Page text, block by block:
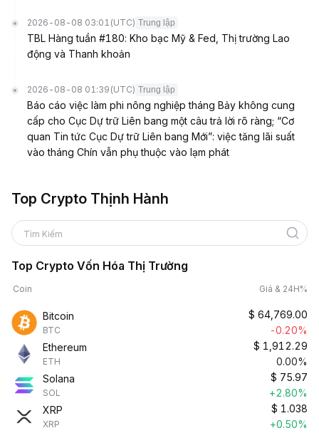
2026-08-08 03:01 (UTC) Trung lập
TBL Hàng tuần #180: Kho bạc Mỹ & Fed, Thị trường Lao
động và Thanh khoản
2026-08-08 01:39 (UTC) Trung lập
Báo cáo việc làm phi nông nghiệp tháng Bảy không cung
cấp cho Cục Dự trữ Liên bang một câu trả lời rõ ràng; “Cơ
quan Tin tức Cục Dự trữ Liên bang Mới”: việc tăng lãi suất
vào tháng Chín vẫn phụ thuộc vào lạm phát
Top Crypto Thịnh Hành
Tìm Kiếm
Top Crypto Vốn Hóa Thị Trường
Coin Giá & 24H%
Bitcoin
BTC
$ 64,769.00
-0.20%
Ethereum
ETH
$ 1,912.29
0.00%
Solana
SOL
$ 75.97
+2.80%
XRP
XRP
$ 1.038
+0.50%